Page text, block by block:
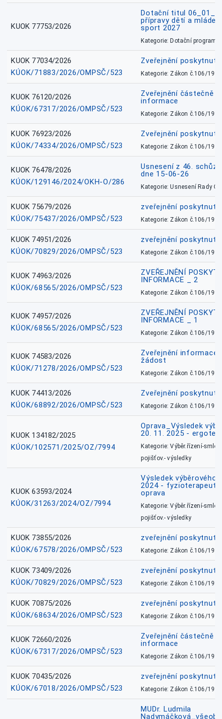
KUOK 77753/2026
Dotační titul
přípravy dětí a
sport 2027
Kategorie: Dotační
KUOK 77034/2026
KÚOK/71883/2026/OMPSČ/523
Zveřejnění
Kategorie: Zákon č.106/1999
KUOK 76120/2026
KÚOK/67317/2026/OMPSČ/523
Zveřejnění částečně
informace
Kategorie: Zákon č.106/1999
KUOK 76923/2026
KÚOK/74334/2026/OMPSČ/523
Zveřejnění
Kategorie: Zákon č.106/1999
KUOK 76478/2026
KÚOK/129146/2024/OKH-O/286
Usnesení z 46.
dne 15-06-26
Kategorie: Usnesení Rady
KUOK 75679/2026
KÚOK/75437/2026/OMPSČ/523
zveřejnění
Kategorie: Zákon č.106/1999
KUOK 74951/2026
KÚOK/70829/2026/OMPSČ/523
zveřejnění
Kategorie: Zákon č.106/1999
KUOK 74963/2026
KÚOK/68565/2026/OMPSČ/523
ZVEŘEJNĚNÍ
INFORMACE _ 2
Kategorie: Zákon č.106/1999
KUOK 74957/2026
KÚOK/68565/2026/OMPSČ/523
ZVEŘEJNĚNÍ
INFORMACE _ 1
Kategorie: Zákon č.106/1999
KUOK 74583/2026
KÚOK/71278/2026/OMPSČ/523
Zveřejnění informace
žádost
Kategorie: Zákon č.106/1999
KUOK 74413/2026
KÚOK/68892/2026/OMPSČ/523
Zveřejnění
Kategorie: Zákon č.106/1999
KUOK 134182/2025
KÚOK/102571/2025/OZ/7994
Oprava_Výsledek
20. 11. 2025 -
Kategorie: Výběr.řízení-
pojišťov.- výsledky
KUOK 63593/2024
KÚOK/31263/2024/OZ/7994
Výsledek výběrového
2024 - fyzioterapeut,
oprava
Kategorie: Výběr.řízení-
pojišťov.- výsledky
KUOK 73855/2026
KÚOK/67578/2026/OMPSČ/523
zveřejnění
Kategorie: Zákon č.106/1999
KUOK 73409/2026
KÚOK/70829/2026/OMPSČ/523
zveřejnění
Kategorie: Zákon č.106/1999
KUOK 70875/2026
KÚOK/68634/2026/OMPSČ/523
zveřejnění
Kategorie: Zákon č.106/1999
KUOK 72660/2026
KÚOK/67317/2026/OMPSČ/523
Zveřejnění částečně
informace
Kategorie: Zákon č.106/1999
KUOK 70435/2026
KÚOK/67018/2026/OMPSČ/523
zveřejnění
Kategorie: Zákon č.106/1999
MUDr. Ludmila